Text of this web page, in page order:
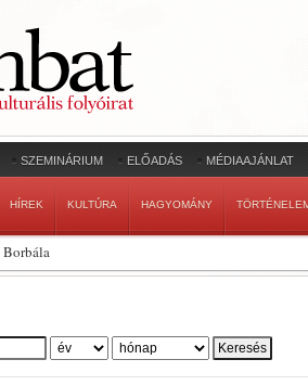
SZEMINÁRIUM ELŐADÁS MÉDIAAJÁNLAT
HÍREK KULTÚRA HAGYOMÁNY
Borbála